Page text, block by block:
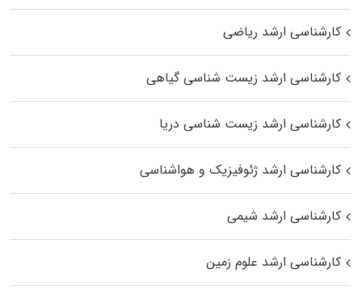
کارشناسی ارشد ریاضی
کارشناسی ارشد زیست‌ شناسی گیاهی
کارشناسی ارشد زیست‌ شناسی دریا
کارشناسی ارشد ژئوفیزیک و هواشناسی
کارشناسی ارشد شیمی
کارشناسی ارشد علوم زمین